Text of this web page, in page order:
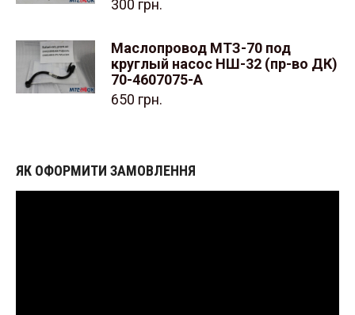
300 грн.
Маслопровод МТЗ-70 под
круглый насос НШ-32 (пр-во ДК)
70-4607075-А
650 грн.
ЯК ОФОРМИТИ ЗАМОВЛЕННЯ